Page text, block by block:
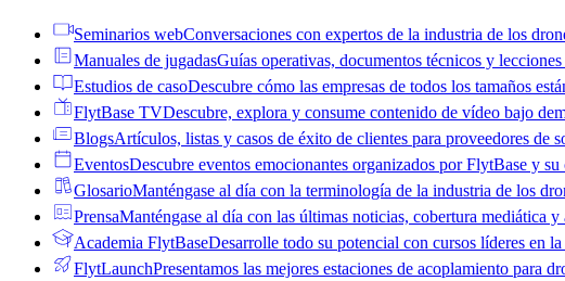
Seminarios webConversaciones con expertos de la industria de los
Manuales de jugadasGuías operativas, documentos técnicos y
Estudios de casoDescubre cómo las empresas de todos los tamaños
FlytBase TVDescubre, explora y consume contenido de vídeo bajo
BlogsArtículos, listas y casos de éxito de clientes para proveedores de
EventosDescubre eventos emocionantes organizados por FlytBase y su
GlosarioManténgase al día con la terminología de la industria de los
PrensaManténgase al día con las últimas noticias, cobertura mediática y
Academia FlytBaseDesarrolle todo su potencial con cursos líderes en
FlytLaunchPresentamos las mejores estaciones de acoplamiento para